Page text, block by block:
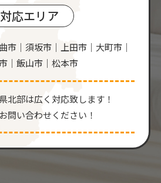
対応エリア
市｜須坂市｜上田市｜大町市｜
｜飯山市｜松本市
北部は広く対応致します！
問い合わせください！